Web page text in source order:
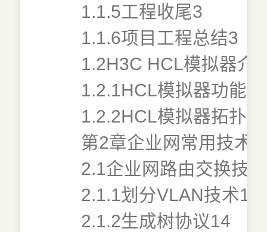
1.1.5工程收尾3
1.1.6项目工程总结3
1.2H3C HCL模拟器介
1.2.1HCL模拟器功能
1.2.2HCL模拟器拓扑
第2章企业网常用技术
2.1企业网路由交换技
2.1.1划分VLAN技术11
2.1.2生成树协议14